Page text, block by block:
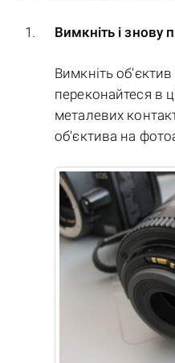
Вимкніть і знову
Вимкніть об'єктив
переконайтеся в
металевих
об'єктива на